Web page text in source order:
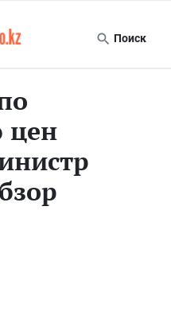
Поиск
цен